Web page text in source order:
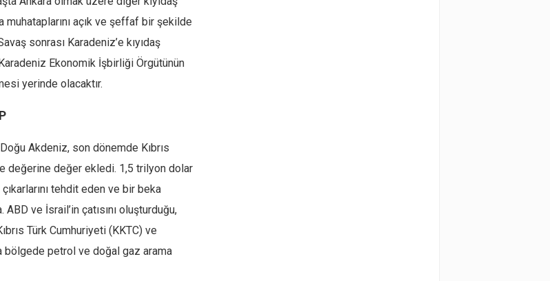
açık ve şeffaf bir şekilde
sonrası Karadeniz’e kıyıdaş
Ekonomik İşbirliği Örgütünün
yerinde olacaktır.
Akdeniz, son dönemde Kıbrıs
değerine değer ekledi. 1,5 trilyon dolar
tehdit eden ve bir beka
ve İsrail’in çatısını oluşturduğu,
Türk Cumhuriyeti (KKTC) ve
bölgede petrol ve doğal gaz arama